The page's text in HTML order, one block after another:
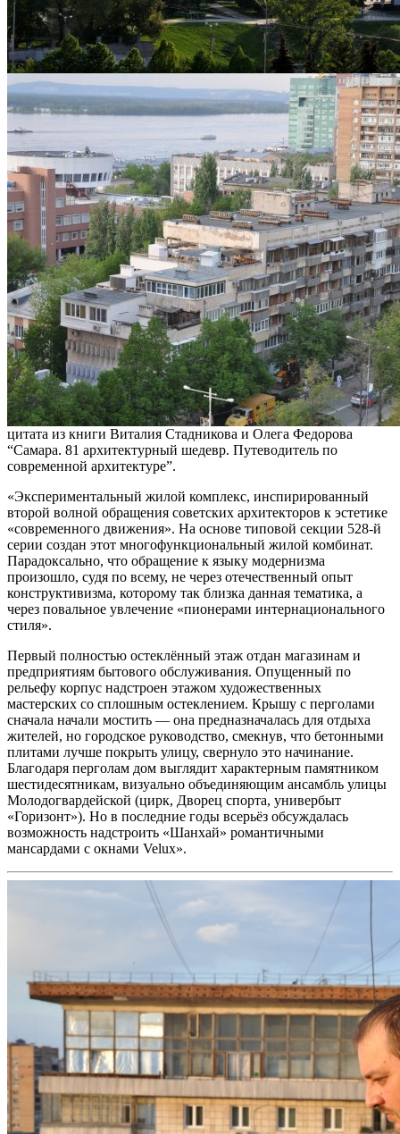
цитата из книги Виталия Стадникова и Олега Федорова
“Самара. 81 архитектурный шедевр. Путеводитель по
современной архитектуре”.
«Экспериментальный жилой комплекс, инспирированный
второй волной обращения советских архитекторов к эстетике
«современного движения». На основе типовой секции 528-й
серии создан этот многофункциональный жилой комбинат.
Парадоксально, что обращение к языку модернизма
произошло, судя по всему, не через отечественный опыт
конструктивизма, которому так близка данная тематика, а
через повальное увлечение «пионерами интернационального
стиля».
Первый полностью остеклённый этаж отдан магазинам и
предприятиям бытового обслуживания. Опущенный по
рельефу корпус надстроен этажом художественных
мастерских со сплошным остеклением. Крышу с перголами
сначала начали мостить — она предназначалась для отдыха
жителей, но городское руководство, смекнув, что бетонными
плитами лучше покрыть улицу, свернуло это начинание.
Благодаря перголам дом выглядит характерным памятником
шестидесятникам, визуально объединяющим ансамбль улицы
Молодогвардейской (цирк, Дворец спорта, универбыт
«Горизонт»). Но в последние годы всерьёз обсуждалась
возможность надстроить «Шанхай» романтичными
мансардами с окнами Velux».